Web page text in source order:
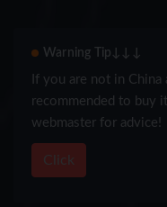
Warning Tip↓↓↓
If you are not in China
recommended to buy
webmaster for advice!
Click